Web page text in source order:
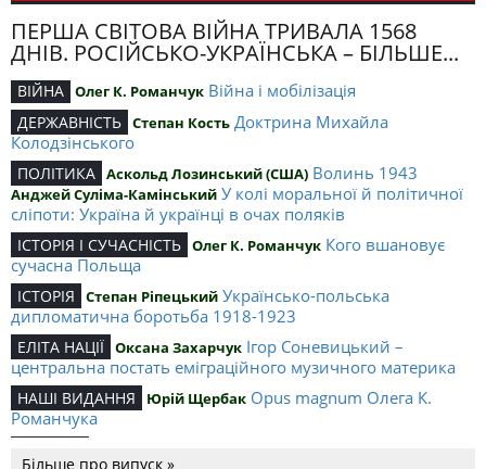
ПЕРША СВІТОВА ВІЙНА ТРИВАЛА 1568
ДНІВ. РОСІЙСЬКО-УКРАЇНСЬКА – БІЛЬШЕ...
ВІЙНА Олег К. Романчук Війна і мобілізація
ДЕРЖАВНІСТЬ Степан Кость Доктрина Михайла
Колодзінського
ПОЛІТИКА Аскольд Лозинський (США) Волинь 1943
Анджей Суліма-Камінський У колі моральної й політичної
сліпоти: Україна й українці в очах поляків
ІСТОРІЯ І СУЧАСНІСТЬ Олег К. Романчук Кого вшановує
сучасна Польща
ІСТОРІЯ Степан Ріпецький Українсько-польська
дипломатична боротьба 1918-1923
ЕЛІТА НАЦІЇ Оксана Захарчук Ігор Соневицький –
центральна постать еміграційного музичного материка
НАШІ ВИДАННЯ Юрій Щербак Opus magnum Олега К.
Романчука
Більше про випуск »